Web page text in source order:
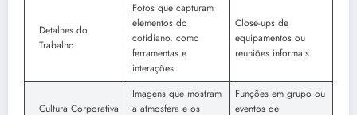
Detalhes do
Trabalho
Fotos que capturam
elementos do
cotidiano, como
ferramentas e
interações.
Close-ups de
equipamentos ou
reuniões informais.
Cultura Corporativa
Imagens que mostram
a atmosfera e os
Funções em grupo ou
eventos de